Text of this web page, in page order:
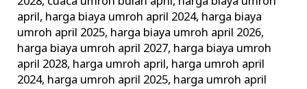
april, harga biaya umroh april 2024, harga biaya
umroh april 2025, harga biaya umroh april 2026,
harga biaya umroh april 2027, harga biaya umroh
april 2028, harga umroh april, harga umroh april
2024, harga umroh april 2025, harga umroh april